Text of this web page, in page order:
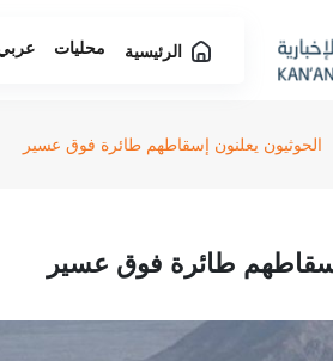
الرئيسية محليات
الحوثيون يعلنون إسقاطهم طائرة فوق عسير
إسقاطهم طائرة فوق عسير